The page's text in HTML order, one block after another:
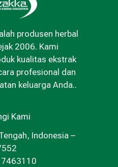
produsen herbal
2006. Kami
kualitas ekstrak
profesional dan
keluarga Anda..
Kami
Indonesia –